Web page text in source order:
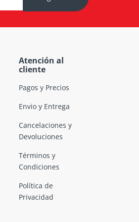
Atención al
cliente
Pagos y Precios
Envio y Entrega
Cancelaciones y
Devoluciones
Términos y
Condiciones
Política de
Privacidad